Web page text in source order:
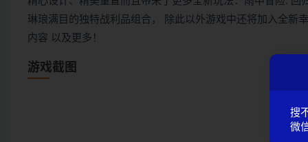
琳琅满目的独特战利品组合， 除此以外游戏中还将加入全
内容 以及更多！
游戏截图
搜
微